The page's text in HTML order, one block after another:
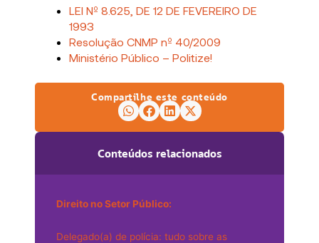
LEI Nº 8.625, DE 12 DE FEVEREIRO DE
1993
Resolução CNMP nº 40/2009
Ministério Público – Politize!
Conteúdos relacionados
Direito no Setor Público:
Delegado(a) de polícia: tudo sobre as
Compartilhe este conteúdo